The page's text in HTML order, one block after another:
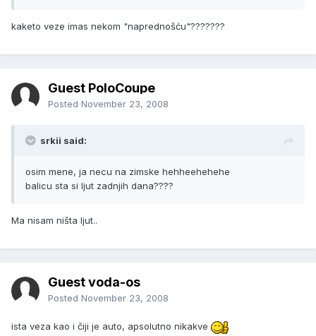
kaketo veze imas nekom "naprednošću"???????
Guest PoloCoupe
Posted November 23, 2008
srkii said:
osim mene, ja necu na zimske hehheehehehe
balicu sta si ljut zadnjih dana????
Ma nisam ništa ljut..
Guest voda-os
Posted November 23, 2008
ista veza kao i čiji je auto, apsolutno nikakve